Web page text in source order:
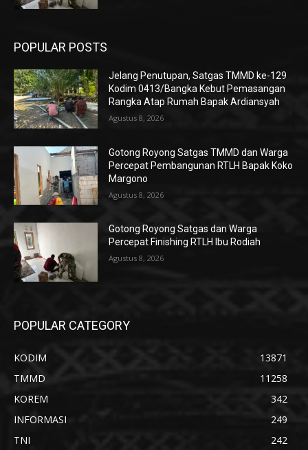
POPULAR POSTS
Jelang Penutupan, Satgas TMMD ke-129
Kodim 0413/Bangka Kebut Pemasangan
Rangka Atap Rumah Bapak Ardiansyah
Agustus 8, 2026
Gotong Royong Satgas TMMD dan Warga
Percepat Pembangunan RTLH Bapak Koko
Margono
Agustus 8, 2026
Gotong Royong Satgas dan Warga
Percepat Finishing RTLH Ibu Rodiah
Agustus 8, 2026
POPULAR CATEGORY
KODIM
13871
TMMD
11258
KOREM
342
INFORMASI
249
TNI
242